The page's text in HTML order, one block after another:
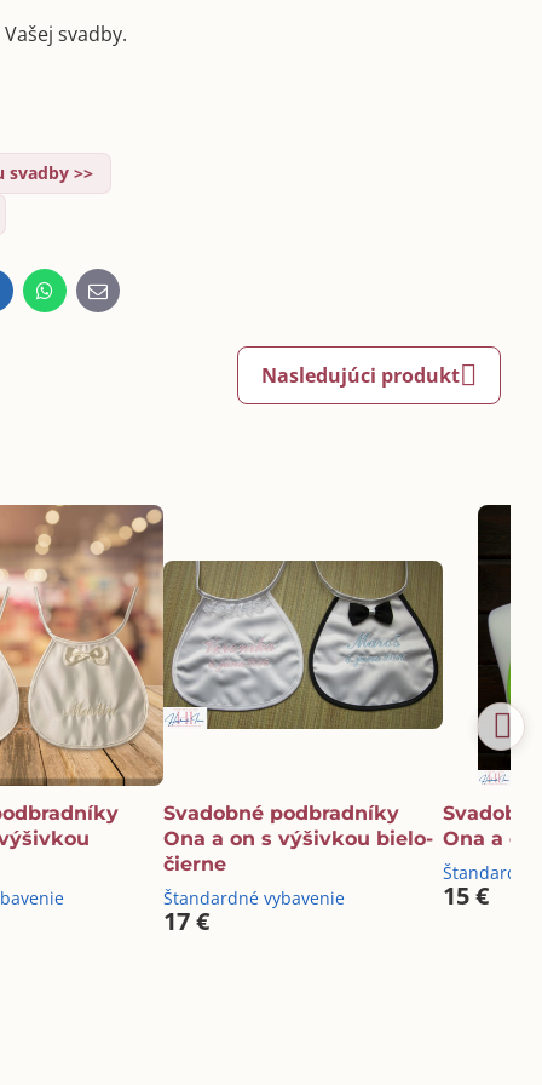
svadby.
svadby >>
WhatsApp
E-
mail
Nasledujúci produkt
Svadobné podbradníky
Ona a on s výšivkou bielo-
čierne
Štandardné vybavenie
17 €
Ona a
15 €